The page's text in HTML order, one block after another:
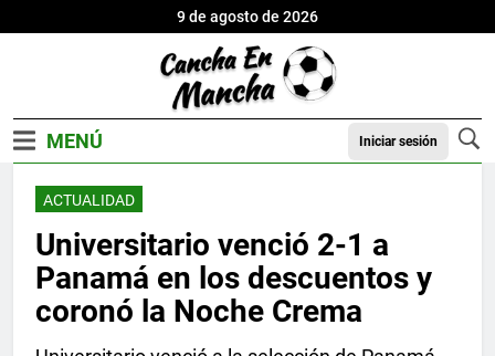
9 de agosto de 2026
Iniciar sesión
ACTUALIDAD
Universitario venció 2-1 a
Panamá en los descuentos y
coronó la Noche Crema